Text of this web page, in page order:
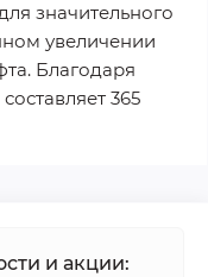
значительного
увеличении
Благодаря
365
и акции: